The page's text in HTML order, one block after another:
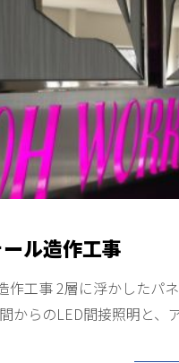
ル造作工事
作工事 2層に浮かしたパ
からのLED間接照明と、